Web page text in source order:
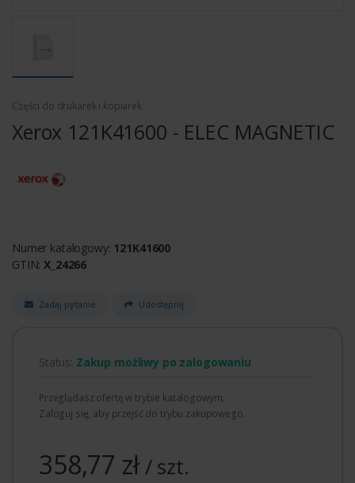
Części do drukarek i kopiarek
Xerox 121K41600 - ELEC MAGNETIC
Numer katalogowy: 121K41600
GTIN:X_24266
Zadaj pytanie Udostępnij
Status: Zakup możliwy po zalogowaniu
Przeglądasz ofertę w trybie katalogowym.
Zaloguj się, aby przejść do trybu zakupowego.
358,77 zł/ szt.